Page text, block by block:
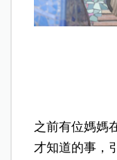
之前有位媽媽
才知道的事，